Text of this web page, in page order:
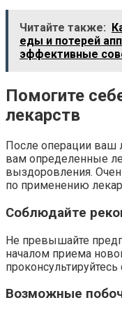
Читайте также:
еды и потерей
эффективные
Помогите
лекарств
После операции ваш
вам определенные
выздоровления.
по применению
Соблюдайте
Не превышайте
началом приема
Возможные